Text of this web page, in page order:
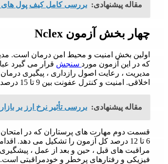
مقاله پیشنهادی: بررسی کامل کیف پول های
چهار بخش آزمون Nclex
که در این آزمون مورد سنجش قرار می گیرد
مدیریت ، رعایت اصول رازداری ، پیگیری
اخلاقی. امنیت و کنترل عفونت بین 9 تا 15 درصد سوالات را تشکیل می دهد.
مقاله پیشنهادی: بررسی تأثیر نرخ ارز بر
قسمت دوم مهارت های پرستاران که در امتحان Nclex سنجیده می شود
6 تا 12 درصد کل آزمون را تشکیل می
مراقبت های قبل ، حین و بعد از عمل ،
فیزیکی و رفتارهای پرخطر و خودمراقبتی است.